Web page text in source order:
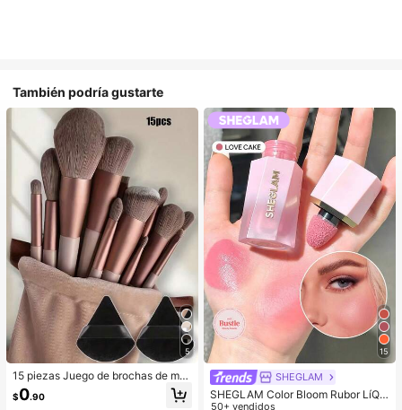
También podría gustarte
5
15 piezas Juego de brochas de ma
quillaje, incluye 2 esponjas de maq
uillaje triangulares negras, suaves y
$0.90
15
SHEGLAM
SHEGLAM Color Bloom Rubor LíQui
do Acabado Mate-Love Cake Color
50+ vendidos